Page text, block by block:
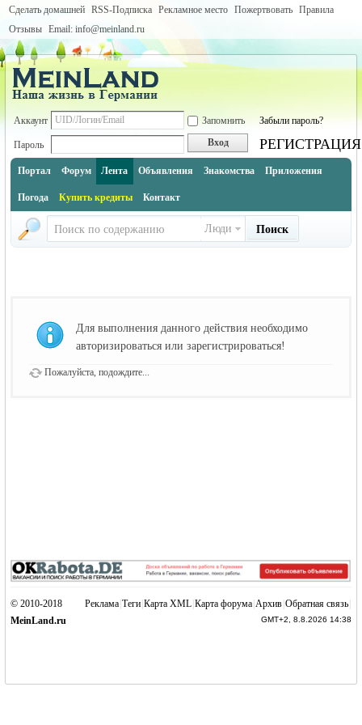
Сделать домашней RSS-Подписка Рекламное место Пожертвовать Правила
Отзывы Email: info@meinland.ru
Аккаунт Запомнить Забыли пароль?
Пароль Вход РЕГИСТРАЦИЯ
Портал Форум Лента Объявления Знакомства Приложения
Погода Купить кредиты Контакт
Люди Поиск
Для выполнения данного действия необходимо
авторизироваться или зарегистрироваться!
Пожалуйста, подождите...
Реклама Теги Карта XML Карта форума Архив Обратная связь
GMT+2, 8.8.2026 14:38
© 2010-2018
MeinLand.ru